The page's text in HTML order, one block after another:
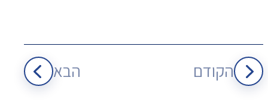
הקודם הבא